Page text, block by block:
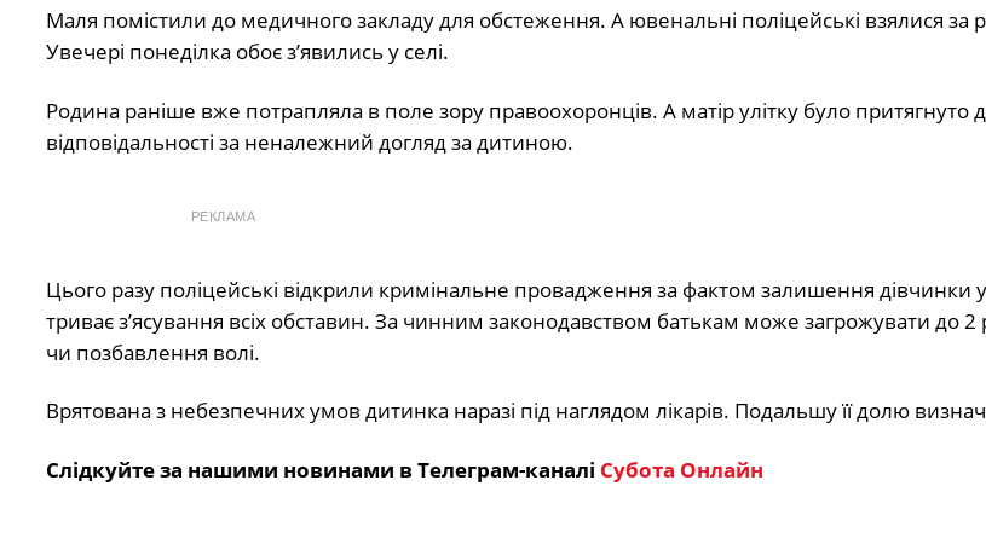
Маля помістили до медичного закладу для обстеження. А ювенальні поліцейські взялися за
Увечері понеділка обоє з’явились у селі.
Родина раніше вже потрапляла в поле зору правоохоронців. А матір улітку було притягнуто
відповідальності за неналежний догляд за дитиною.
РЕКЛАМА
Цього разу поліцейські відкрили кримінальне провадження за фактом залишення дівчинки
триває з’ясування всіх обставин. За чинним законодавством батькам може загрожувати до
чи позбавлення волі.
Врятована з небезпечних умов дитинка наразі під наглядом лікарів. Подальшу її долю
Слідкуйте за нашими новинами в Телеграм-каналі Субота Онлайн